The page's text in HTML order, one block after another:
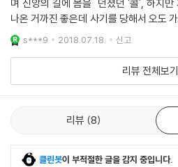
며 신앙의 길에 몸을 던졌던 '콜', 하지만
나온 거까진 좋은데 사기를 당해서 오도
렌스와 호로에게 주워지게 되고 그들과
을 보고 느끼며 성장하였습니다. 지금은
s***9 2018.07.18. 신고
리뷰 전체보기
리뷰 8
클린봇이 부적절한 글을 감지 중입니다.